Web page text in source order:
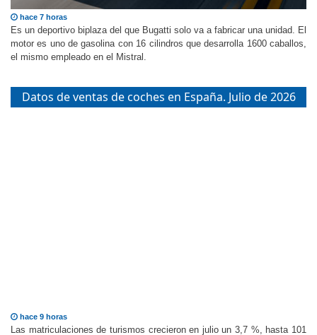
hace 7 horas
Es un deportivo biplaza del que Bugatti solo va a fabricar una unidad. El
motor es uno de gasolina con 16 cilindros que desarrolla 1600 caballos,
Datos de ventas de coches en España. Julio de 2026
hace 9 horas